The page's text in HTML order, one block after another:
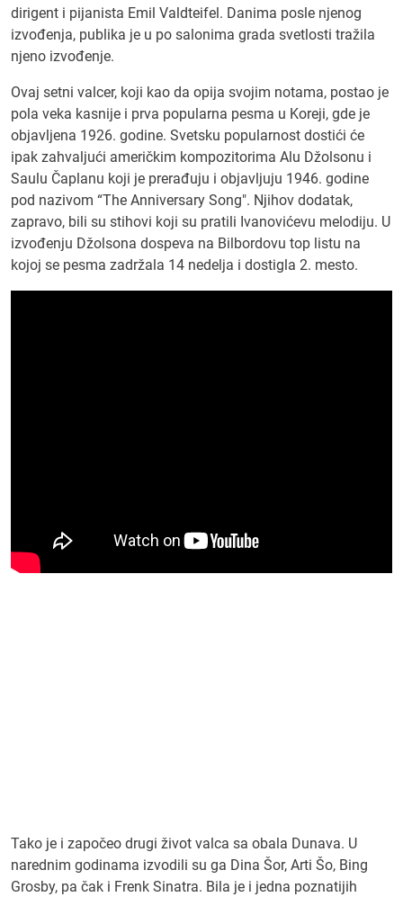
dirigent i pijanista Emil Valdteifel. Danima posle njenog
izvođenja, publika je u po salonima grada svetlosti tražila
njeno izvođenje.
Ovaj setni valcer, koji kao da opija svojim notama, postao je
pola veka kasnije i prva popularna pesma u Koreji, gde je
objavljena 1926. godine. Svetsku popularnost dostići će
ipak zahvaljući američkim kompozitorima Alu Džolsonu i
Saulu Čaplanu koji je prerađuju i objavljuju 1946. godine
pod nazivom “The Anniversary Song". Njihov dodatak,
zapravo, bili su stihovi koji su pratili Ivanovićevu melodiju. U
izvođenju Džolsona dospeva na Bilbordovu top listu na
kojoj se pesma zadržala 14 nedelja i dostigla 2. mesto.
Tako je i započeo drugi život valca sa obala Dunava. U
narednim godinama izvodili su ga Dina Šor, Arti Šo, Bing
Grosby, pa čak i Frenk Sinatra. Bila je i jedna poznatijih